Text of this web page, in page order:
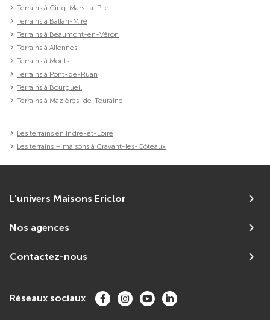
Terrains à Cinq-Mars-la-Pile
Terrains à Ballan-Miré
Terrains à Beaumont-en-Véron
Terrains à Allonnes
Terrains à Monts
Terrains à Pont-de-Ruan
Terrains à Bourgueil
Terrains à Mazières-de-Touraine
Les terrains en Indre-et-Loire
Les terrains + maisons à Cravant-les-Côteaux
L'univers Maisons Ericlor
Nos agences
Contactez-nous
Réseaux sociaux